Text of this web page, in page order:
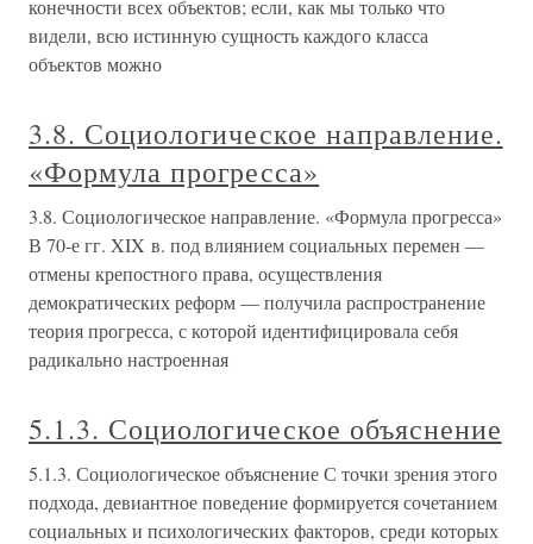
конечности всех объектов; если, как мы только что
видели, всю истинную сущность каждого класса
объектов можно
3.8. Социологическое направление.
«Формула прогресса»
3.8. Социологическое направление. «Формула прогресса»
В 70-е гг. XIX в. под влиянием социальных перемен —
отмены крепостного права, осуществления
демократических реформ — получила распространение
теория прогресса, с которой идентифицировала себя
радикально настроенная
5.1.3. Социологическое объяснение
5.1.3. Социологическое объяснение С точки зрения этого
подхода, девиантное поведение формируется сочетанием
социальных и психологических факторов, среди которых